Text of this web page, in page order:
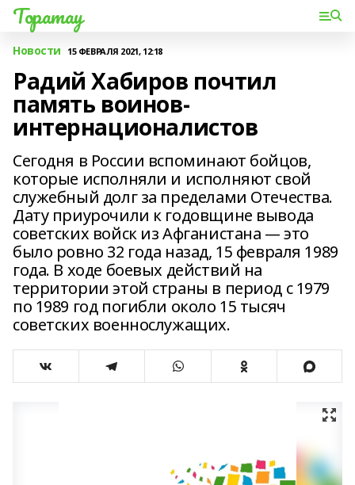
Торатау
Новости 15 ФЕВРАЛЯ 2021, 12:18
Радий Хабиров почтил
память воинов-
интернационалистов
Сегодня в России вспоминают бойцов,
которые исполняли и исполняют свой
служебный долг за пределами Отечества.
Дату приурочили к годовщине вывода
советских войск из Афганистана — это
было ровно 32 года назад, 15 февраля 1989
года. В ходе боевых действий на
территории этой страны в период с 1979
по 1989 год погибли около 15 тысяч
советских военнослужащих.